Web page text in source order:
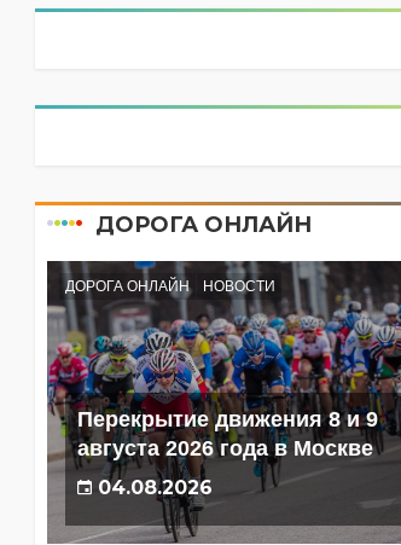
ДОРОГА ОНЛАЙН
ДОРОГА ОНЛАЙН НОВОСТИ
Перекрытие движения 8 и 9
августа 2026 года в Москве
04.08.2026